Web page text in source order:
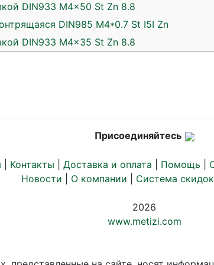
DIN933 M4x50 St Zn 8.8
DIN985 M4*0.7 St I5I Zn
DIN933 M4x35 St Zn 8.8
Присоединяйтесь
Контакты Доставка и оплата Помощь
Новости
О компании Система скидок
2026
www.metizi.com